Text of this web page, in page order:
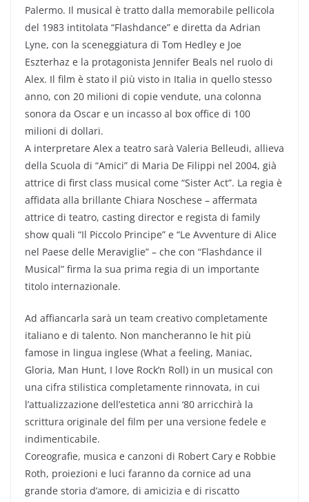
Palermo. Il musical è tratto dalla memorabile pellicola
del 1983 intitolata “Flashdance” e diretta da Adrian
Lyne, con la sceneggiatura di Tom Hedley e Joe
Eszterhaz e la protagonista Jennifer Beals nel ruolo di
Alex. Il film è stato il più visto in Italia in quello stesso
anno, con 20 milioni di copie vendute, una colonna
sonora da Oscar e un incasso al box office di 100
milioni di dollari.
A interpretare Alex a teatro sarà Valeria Belleudi, allieva
della Scuola di “Amici” di Maria De Filippi nel 2004, già
attrice di first class musical come “Sister Act”. La regia è
affidata alla brillante Chiara Noschese – affermata
attrice di teatro, casting director e regista di family
show quali “Il Piccolo Principe” e “Le Avventure di Alice
nel Paese delle Meraviglie” – che con “Flashdance il
Musical” firma la sua prima regia di un importante
titolo internazionale.
Ad affiancarla sarà un team creativo completamente
italiano e di talento. Non mancheranno le hit più
famose in lingua inglese (What a feeling, Maniac,
Gloria, Man Hunt, I love Rock’n Roll) in un musical con
una cifra stilistica completamente rinnovata, in cui
l’attualizzazione dell’estetica anni ‘80 arricchirà la
scrittura originale del film per una versione fedele e
indimenticabile.
Coreografie, musica e canzoni di Robert Cary e Robbie
Roth, proiezioni e luci faranno da cornice ad una
grande storia d’amore, di amicizia e di riscatto